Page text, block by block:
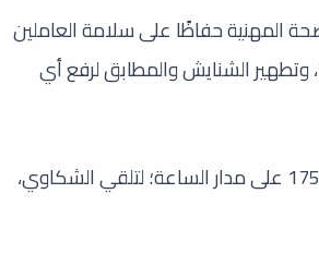
المهنية حفاظًا على سلامة العاملين
وتطهير الشنايش والمطابق لرفع أي
وشدد “نافع” على استمرار عمل غرفة الطوارئ، والخط الساخن 175 على مدار الساعة؛ لتلقي الشكاوي،